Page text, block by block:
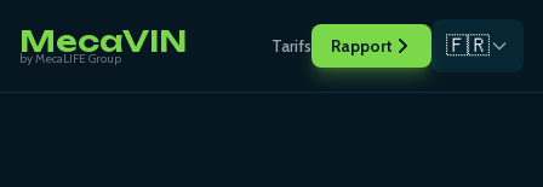
MecaVIN
by MecaLIFE Group
Tarifs Rapport 🇫🇷